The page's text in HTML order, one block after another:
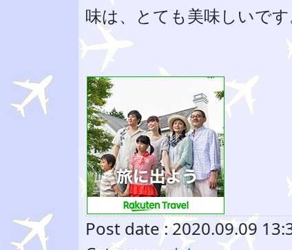
味は、とても美味しいです
Post date : 2020.09.09